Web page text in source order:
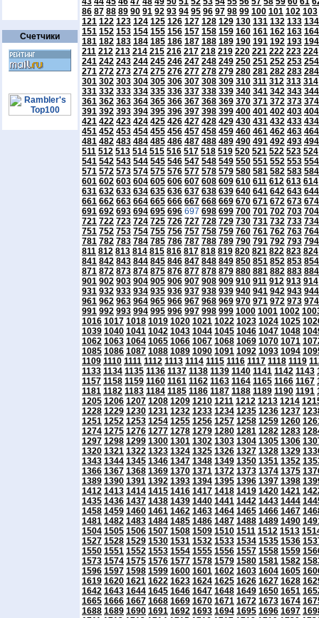
Счетчики
86 87 88 89 90 91 92 93 94 95 96 97 98 99 100 101 102 103
121 122 123 124 125 126 127 128 129 130 131 132 133 134
151 152 153 154 155 156 157 158 159 160 161 162 163 164
181 182 183 184 185 186 187 188 189 190 191 192 193 194
211 212 213 214 215 216 217 218 219 220 221 222 223 224
241 242 243 244 245 246 247 248 249 250 251 252 253 254
271 272 273 274 275 276 277 278 279 280 281 282 283 284
301 302 303 304 305 306 307 308 309 310 311 312 313 314
331 332 333 334 335 336 337 338 339 340 341 342 343 344
361 362 363 364 365 366 367 368 369 370 371 372 373 374
391 392 393 394 395 396 397 398 399 400 401 402 403 404
421 422 423 424 425 426 427 428 429 430 431 432 433 434
451 452 453 454 455 456 457 458 459 460 461 462 463 464
481 482 483 484 485 486 487 488 489 490 491 492 493 494
511 512 513 514 515 516 517 518 519 520 521 522 523 524
541 542 543 544 545 546 547 548 549 550 551 552 553 554
571 572 573 574 575 576 577 578 579 580 581 582 583 584
601 602 603 604 605 606 607 608 609 610 611 612 613 614
631 632 633 634 635 636 637 638 639 640 641 642 643 644
661 662 663 664 665 666 667 668 669 670 671 672 673 674
691 692 693 694 695 696 697 698 699 700 701 702 703 704
721 722 723 724 725 726 727 728 729 730 731 732 733 734
751 752 753 754 755 756 757 758 759 760 761 762 763 764
781 782 783 784 785 786 787 788 789 790 791 792 793 794
811 812 813 814 815 816 817 818 819 820 821 822 823 824
841 842 843 844 845 846 847 848 849 850 851 852 853 854
871 872 873 874 875 876 877 878 879 880 881 882 883 884
901 902 903 904 905 906 907 908 909 910 911 912 913 914
931 932 933 934 935 936 937 938 939 940 941 942 943 944
961 962 963 964 965 966 967 968 969 970 971 972 973 974
991 992 993 994 995 996 997 998 999 1000 1001 1002
1016 1017 1018 1019 1020 1021 1022 1023 1024 1025
1039 1040 1041 1042 1043 1044 1045 1046 1047 1048
1062 1063 1064 1065 1066 1067 1068 1069 1070 1071
1085 1086 1087 1088 1089 1090 1091 1092 1093 1094
1109 1110 1111 1112 1113 1114 1115 1116 1117 1118 1119
1133 1134 1135 1136 1137 1138 1139 1140 1141 1142 1143
1157 1158 1159 1160 1161 1162 1163 1164 1165 1166 1167
1181 1182 1183 1184 1185 1186 1187 1188 1189 1190 1191
1205 1206 1207 1208 1209 1210 1211 1212 1213 1214
1228 1229 1230 1231 1232 1233 1234 1235 1236 1237
1251 1252 1253 1254 1255 1256 1257 1258 1259 1260
1274 1275 1276 1277 1278 1279 1280 1281 1282 1283
1297 1298 1299 1300 1301 1302 1303 1304 1305 1306
1320 1321 1322 1323 1324 1325 1326 1327 1328 1329
1343 1344 1345 1346 1347 1348 1349 1350 1351 1352
1366 1367 1368 1369 1370 1371 1372 1373 1374 1375
1389 1390 1391 1392 1393 1394 1395 1396 1397 1398
1412 1413 1414 1415 1416 1417 1418 1419 1420 1421
1435 1436 1437 1438 1439 1440 1441 1442 1443 1444
1458 1459 1460 1461 1462 1463 1464 1465 1466 1467
1481 1482 1483 1484 1485 1486 1487 1488 1489 1490
1504 1505 1506 1507 1508 1509 1510 1511 1512 1513
1527 1528 1529 1530 1531 1532 1533 1534 1535 1536
1550 1551 1552 1553 1554 1555 1556 1557 1558 1559
1573 1574 1575 1576 1577 1578 1579 1580 1581 1582
1596 1597 1598 1599 1600 1601 1602 1603 1604 1605
1619 1620 1621 1622 1623 1624 1625 1626 1627 1628
1642 1643 1644 1645 1646 1647 1648 1649 1650 1651
1665 1666 1667 1668 1669 1670 1671 1672 1673 1674
1688 1689 1690 1691 1692 1693 1694 1695 1696 1697